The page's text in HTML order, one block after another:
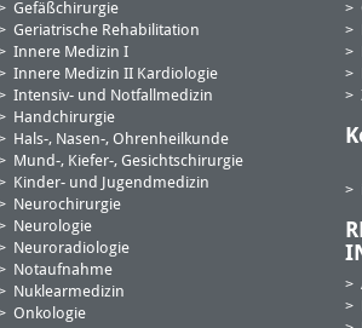
HINWEIS
Kontaktformular ist vor
Veränderung durch Dritte
Die Oberschwabenklinik
Haftung für Schäden ab,
Kommunikation per E-
Gefäßchirurgie
Geriatrische Rehabilitation
Innere Medizin I
Innere Medizin II Kardiologie
Intensiv- und Notfallmedizin
Handchirurgie
Hals-, Nasen-, Ohrenheilkunde
Mund-, Kiefer-, Gesichtschirurgie
Kinder- und Jugendmedizin
Neurochirurgie
Neurologie
Neuroradiologie
Notaufnahme
Nuklearmedizin
Onkologie